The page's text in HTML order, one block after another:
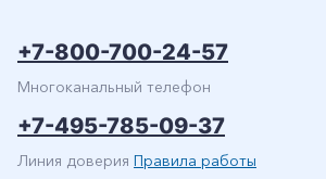
+7-800-700-24-57
Многоканальный телефон
+7-495-785-09-37
Линия доверия Правила работы